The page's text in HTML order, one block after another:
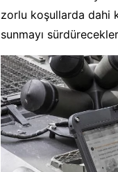
zorlu koşullarda dahi
sunmayı